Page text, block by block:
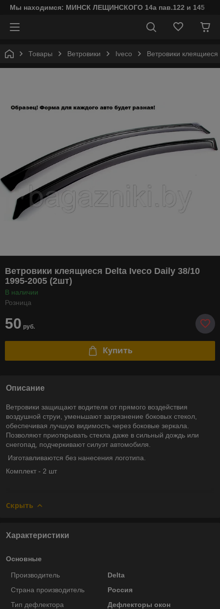
Мы находимся: МИНСК ЛЕЩИНСКОГО 14а пав.122 и 145
Товары Ветровики Iveco Ветровики
Ветровики клеящиеся Delta Iveco Daily 38/10
1995-2005 (2шт)
В наличии
Розница
50 руб.
Купить
Описание
Ветровики защищают водителя от прямого воздействия
воздушной струи, уменьшают загрязнение боковых стекол,
обеспечивая лучшую видимость через боковые зеркала.
Позволяют приоткрывать стекла даже в сильный дождь или
снегопад, подчеркивают силуэт автомобиля.
Изготавливаются без нанесения логотипа.
Комплект - 2 шт
Скрыть
Характеристики
Основные
Производитель
Delta
Страна производитель
Россия
Тип дефлектора
Дефлекторы окон